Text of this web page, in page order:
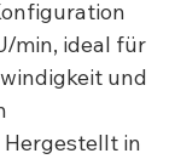
min, ideal für
und
Hergestellt in